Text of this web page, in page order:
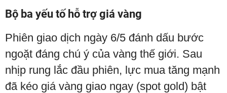
Bộ ba yếu tố hỗ trợ giá vàng
Phiên giao dịch ngày 6/5 đánh dấu bước
ngoặt đáng chú ý của vàng thế giới. Sau
nhịp rung lắc đầu phiên, lực mua tăng mạnh
đã kéo giá vàng giao ngay (spot gold) bật